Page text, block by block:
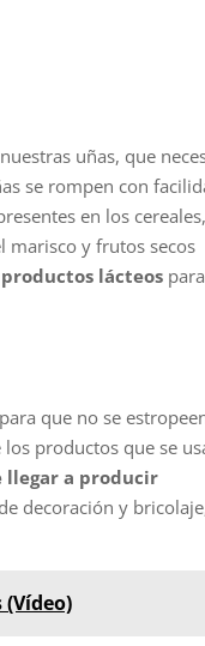
uñas, que
se rompen con
en los cereales,
marisco y frutos secos
lácteos para
que no se
productos que se
llegar a producir
decoración y